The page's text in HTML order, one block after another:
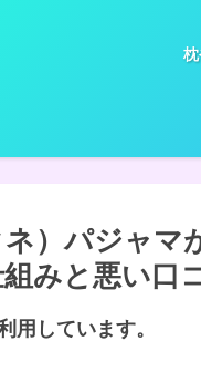
）パジャマ
みと悪い口
用しています。